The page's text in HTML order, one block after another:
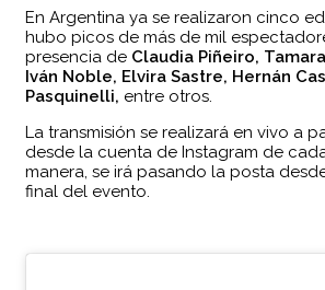
En Argentina ya se realizaron cinco
hubo picos de más de mil
presencia de Claudia Piñeiro,
Iván Noble, Elvira Sastre, Hernán
Pasquinelli, entre otros.
La transmisión se realizará en vivo a
desde la cuenta de Instagram de
manera, se irá pasando la posta
final del evento.